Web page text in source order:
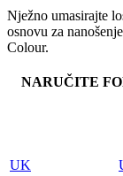
Nježno umasirajte
osnovu za
Colour.
NARUČITE
UK